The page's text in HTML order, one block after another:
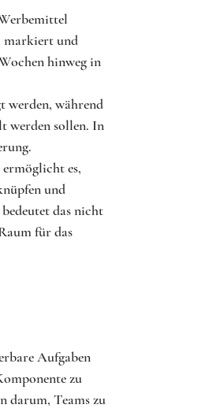
markiert und
hinweg in
werden, während
werden sollen. In
ermöglicht es,
und
das nicht
für das
Aufgaben
zu
darum, Teams zu